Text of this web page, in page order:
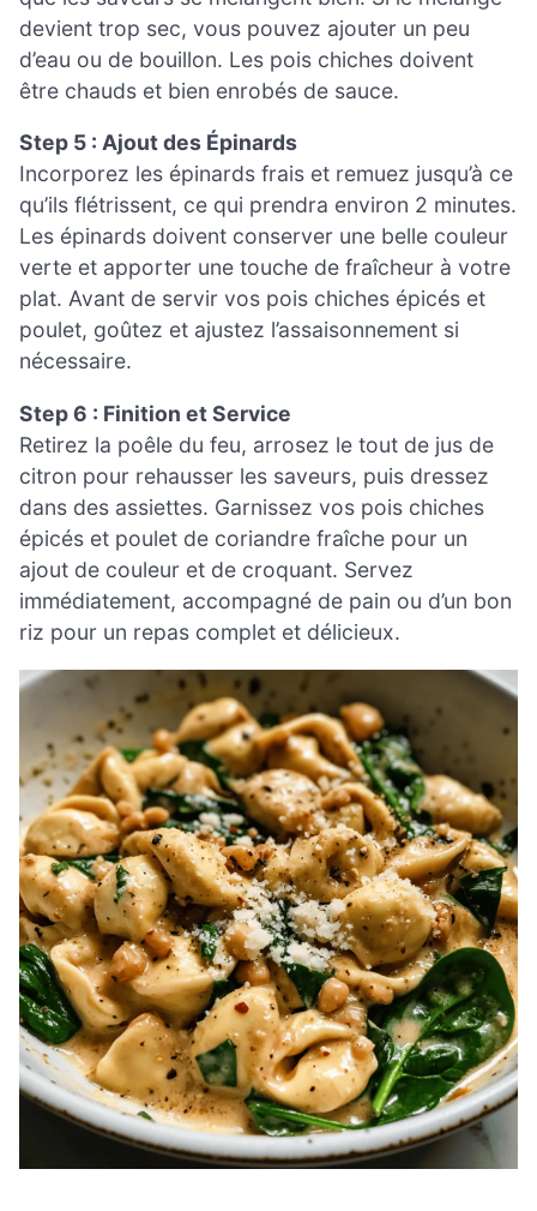
devient trop sec, vous pouvez ajouter un peu
d’eau ou de bouillon. Les pois chiches doivent
être chauds et bien enrobés de sauce.
Step 5 : Ajout des Épinards
Incorporez les épinards frais et remuez jusqu’à ce
qu’ils flétrissent, ce qui prendra environ 2 minutes.
Les épinards doivent conserver une belle couleur
verte et apporter une touche de fraîcheur à votre
plat. Avant de servir vos pois chiches épicés et
poulet, goûtez et ajustez l’assaisonnement si
nécessaire.
Step 6 : Finition et Service
Retirez la poêle du feu, arrosez le tout de jus de
citron pour rehausser les saveurs, puis dressez
dans des assiettes. Garnissez vos pois chiches
épicés et poulet de coriandre fraîche pour un
ajout de couleur et de croquant. Servez
immédiatement, accompagné de pain ou d’un bon
riz pour un repas complet et délicieux.